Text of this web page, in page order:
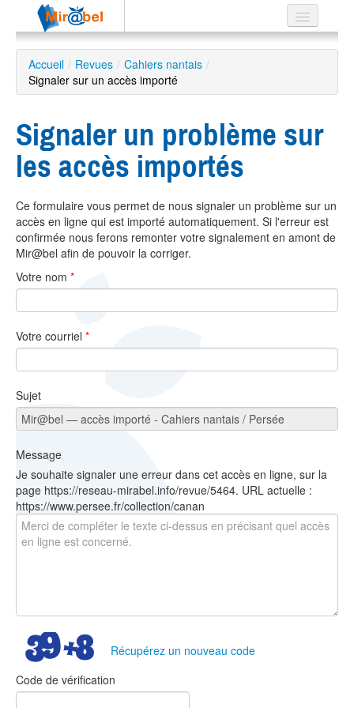
Le réseau
Soutien
avancée
EN
ES
?
Accueil / Revues / Cahiers nantais /
Signaler sur un accès importé
Signaler un problème sur
les accès importés
Ce formulaire vous permet de nous signaler un problème sur un
accès en ligne qui est importé automatiquement. Si l'erreur est
confirmée nous ferons remonter votre signalement en amont de
Mir@bel afin de pouvoir la corriger.
Votre nom *
Votre courriel *
Sujet
Message
Je souhaite signaler une erreur dans cet accès en ligne, sur la
page https://reseau-mirabel.info/revue/5464. URL actuelle :
https://www.persee.fr/collection/canan
Récupérez un nouveau code
Code de vérification